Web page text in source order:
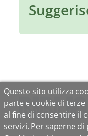
Questo sito utilizza
parte e cookie di
al fine di consentire il
servizi. Per saperne di